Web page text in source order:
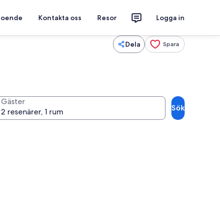
Kontakta oss Resor Logga in
Dela Spara
Gäster
Sök